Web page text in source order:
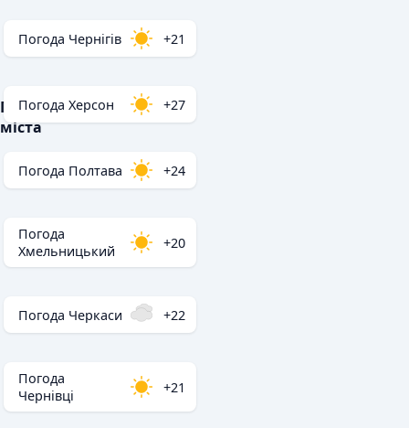
Популярні
міста
Погода Чернігів +21
Погода Херсон +27
Погода Полтава +24
Погода
Хмельницький
+20
Погода Черкаси +22
Погода
Чернівці
+21